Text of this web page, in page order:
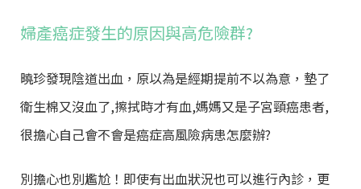
婦產癌症發生的原因與高危險群?
曉珍發現陰道出血，原以為是經期提前不以為意，墊了
衛生棉又沒血了,擦拭時才有血,媽媽又是子宮頸癌患者,
很擔心自己會不會是癌症高風險病患怎麼辦?
別擔心也別尷尬！即使有出血狀況也可以進行內診，更